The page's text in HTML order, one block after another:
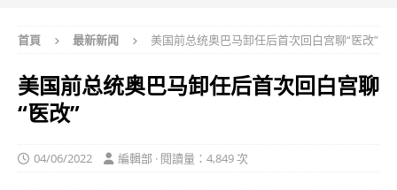
首頁 最新新闻 美国前总统奥巴马卸任后首次回白宫聊“医改”
美国前总统奥巴马卸任后首次回白宫聊
“医改”
04/06/2022 編輯部 · 閱讀量：4,849 次